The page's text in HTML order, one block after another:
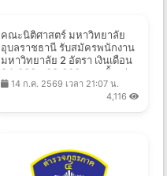
คณะนิติศาสตร์ มหาวิทยาลัย
อุบลราชธานี รับสมัครพนักงาน
มหาวิทยาลัย 2 อัตรา เงินเดือน
24,000 - 33,600 บาท ตั้งแต่
วันที่ 21 ก.ค. - 20 ส.ค. 2569
14 ก.ค. 2569 เวลา 21:07 น.
4,116